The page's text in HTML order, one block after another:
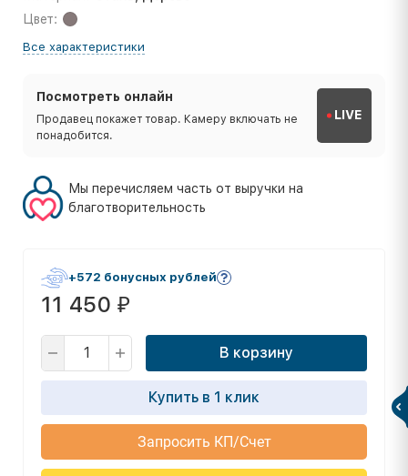
Цвет:
Все характеристики
Посмотреть онлайн
Продавец покажет товар. Камеру включать не
понадобится.
LIVE
Мы перечисляем часть от выручки на
благотворительность
+572 бонусных рублей
11 450 ₽
В корзину
Купить в 1 клик
Запросить КП/Счет